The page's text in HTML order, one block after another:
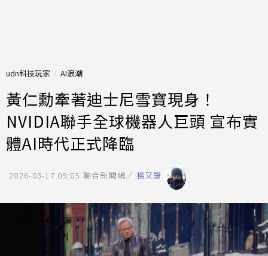
udn科技玩家 AI浪潮
黃仁勳牽著迪士尼雪寶現身！
NVIDIA聯手全球機器人巨頭 宣布實
體AI時代正式降臨
2026-03-17 09:05 聯合新聞網／ 楊又肇